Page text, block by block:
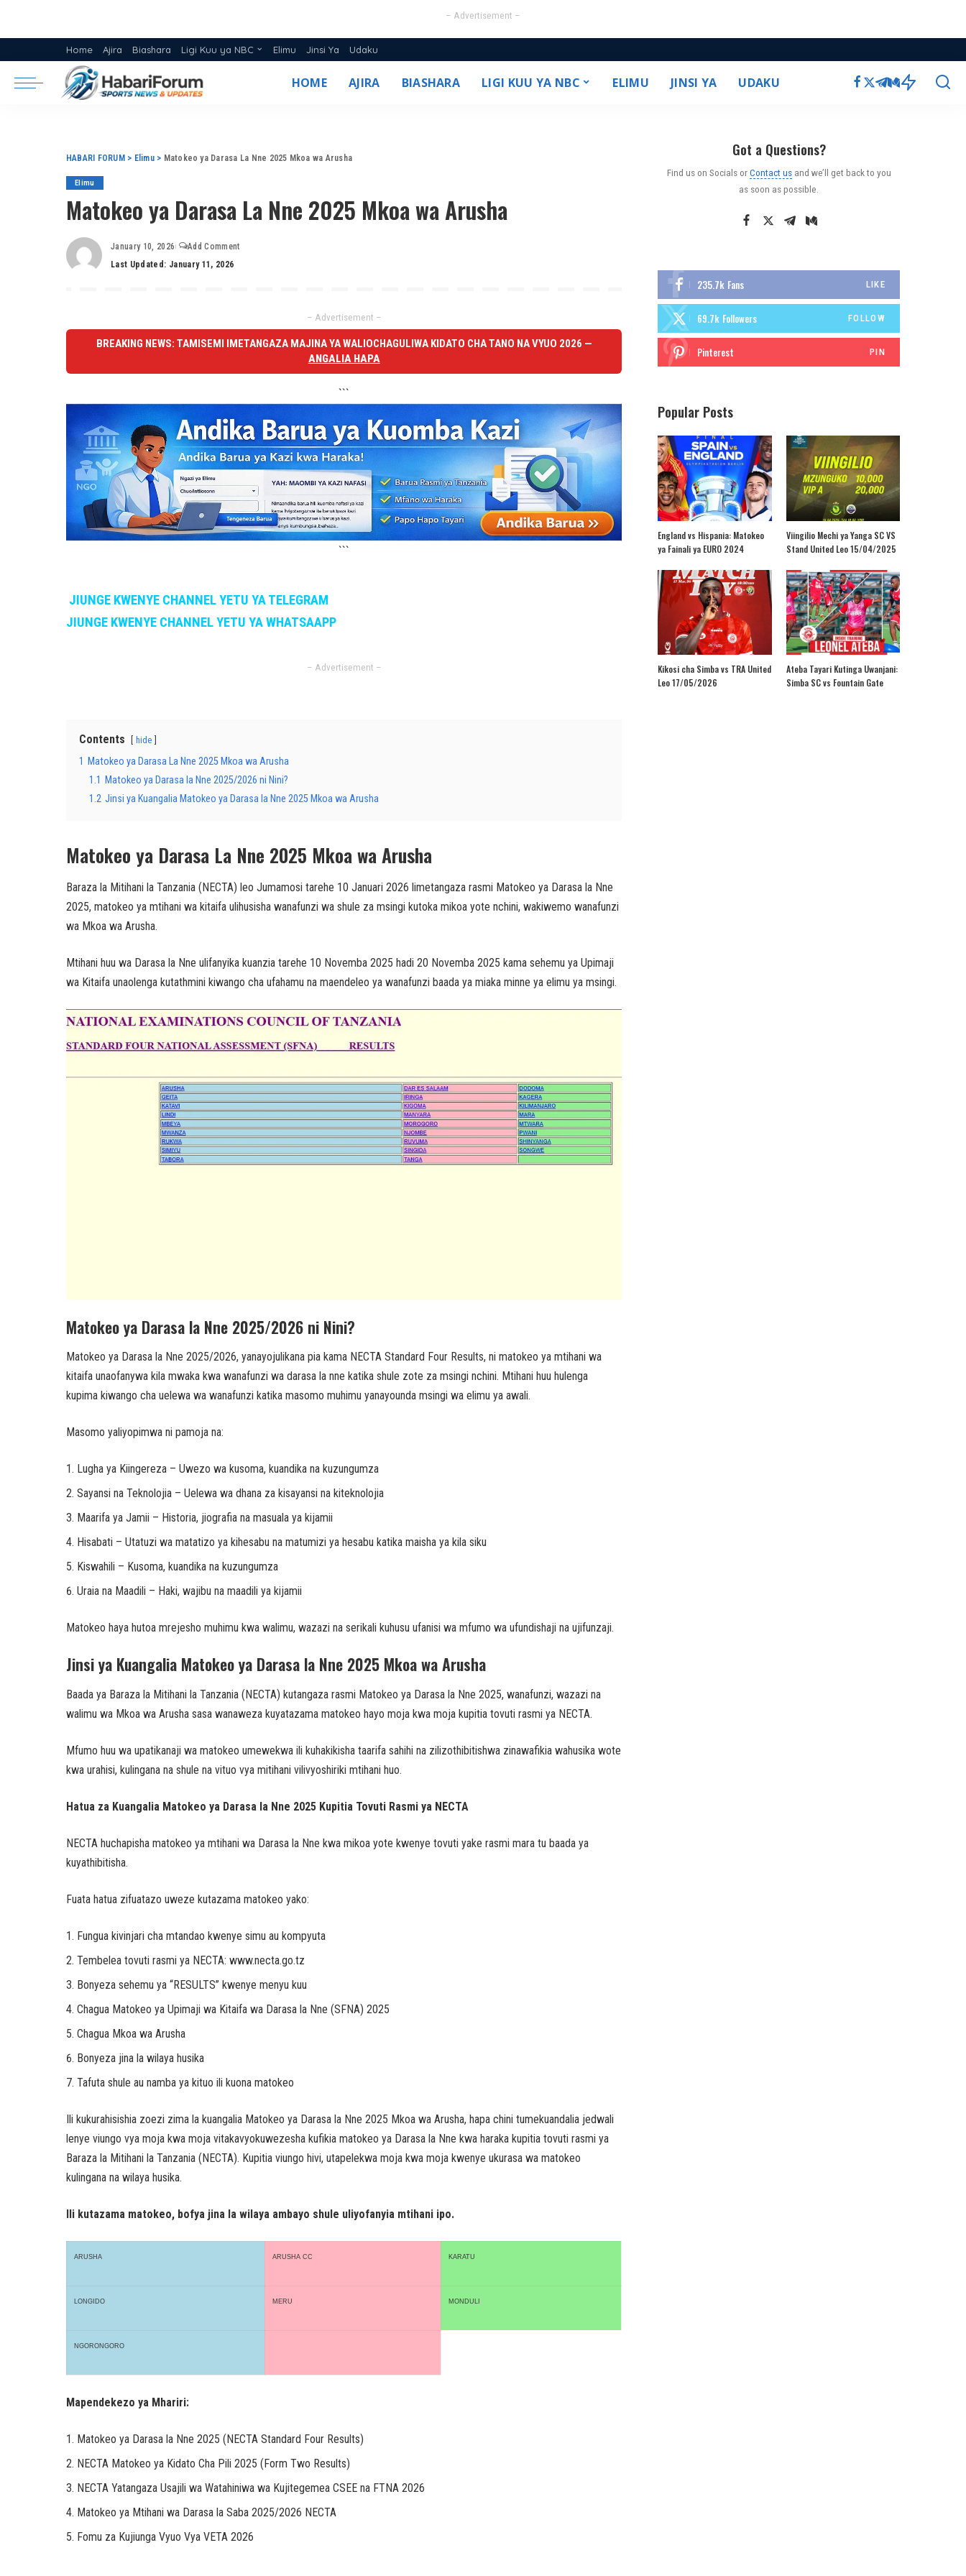
– Advertisement –
Home Ajira Biashara Ligi Kuu ya NBC
Msimamo Ligi Kuu ya NBC 2025/26
Elimu Jinsi Ya Udaku
HOME AJIRA BIASHARA LIGI KUU YA NBC ELIMU JINSI YA UDAKU
HABARI FORUM > Elimu> Matokeo ya Darasa La Nne 2025 Mkoa wa Arusha
Elimu
Matokeo ya Darasa La Nne 2025 Mkoa wa Arusha
January 10, 2026
Add Comment
Last Updated: January 11, 2026
– Advertisement –
BREAKING NEWS: TAMISEMI IMETANGAZA MAJINA YA WALIOCHAGULIWA KIDATO CHA TANO NA VYUO 2026 —
ANGALIA HAPA
```
```
JIUNGE KWENYE CHANNEL YETU YA TELEGRAM
JIUNGE KWENYE CHANNEL YETU YA WHATSAAPP
– Advertisement –
Contents hide
1 Matokeo ya Darasa La Nne 2025 Mkoa wa Arusha
1.1 Matokeo ya Darasa la Nne 2025/2026 ni Nini?
1.2 Jinsi ya Kuangalia Matokeo ya Darasa la Nne 2025 Mkoa wa Arusha
Matokeo ya Darasa La Nne 2025 Mkoa wa Arusha
Baraza la Mitihani la Tanzania (NECTA) leo Jumamosi tarehe 10 Januari 2026 limetangaza rasmi Matokeo ya Darasa la Nne
2025, matokeo ya mtihani wa kitaifa ulihusisha wanafunzi wa shule za msingi kutoka mikoa yote nchini, wakiwemo wanafunzi
wa Mkoa wa Arusha.
Mtihani huu wa Darasa la Nne ulifanyika kuanzia tarehe 10 Novemba 2025 hadi 20 Novemba 2025 kama sehemu ya Upimaji
wa Kitaifa unaolenga kutathmini kiwango cha ufahamu na maendeleo ya wanafunzi baada ya miaka minne ya elimu ya msingi.
Matokeo ya Darasa la Nne 2025/2026 ni Nini?
Matokeo ya Darasa la Nne 2025/2026, yanayojulikana pia kama NECTA Standard Four Results, ni matokeo ya mtihani wa
kitaifa unaofanywa kila mwaka kwa wanafunzi wa darasa la nne katika shule zote za msingi nchini. Mtihani huu hulenga
kupima kiwango cha uelewa wa wanafunzi katika masomo muhimu yanayounda msingi wa elimu ya awali.
Masomo yaliyopimwa ni pamoja na:
Lugha ya Kiingereza – Uwezo wa kusoma, kuandika na kuzungumza
Sayansi na Teknolojia – Uelewa wa dhana za kisayansi na kiteknolojia
Maarifa ya Jamii – Historia, jiografia na masuala ya kijamii
Hisabati – Utatuzi wa matatizo ya kihesabu na matumizi ya hesabu katika maisha ya kila siku
Kiswahili – Kusoma, kuandika na kuzungumza
Uraia na Maadili – Haki, wajibu na maadili ya kijamii
Matokeo haya hutoa mrejesho muhimu kwa walimu, wazazi na serikali kuhusu ufanisi wa mfumo wa ufundishaji na ujifunzaji.
Jinsi ya Kuangalia Matokeo ya Darasa la Nne 2025 Mkoa wa Arusha
Baada ya Baraza la Mitihani la Tanzania (NECTA) kutangaza rasmi Matokeo ya Darasa la Nne 2025, wanafunzi, wazazi na
walimu wa Mkoa wa Arusha sasa wanaweza kuyatazama matokeo hayo moja kwa moja kupitia tovuti rasmi ya NECTA.
Mfumo huu wa upatikanaji wa matokeo umewekwa ili kuhakikisha taarifa sahihi na zilizothibitishwa zinawafikia wahusika wote
kwa urahisi, kulingana na shule na vituo vya mitihani vilivyoshiriki mtihani huo.
Hatua za Kuangalia Matokeo ya Darasa la Nne 2025 Kupitia Tovuti Rasmi ya NECTA
NECTA huchapisha matokeo ya mtihani wa Darasa la Nne kwa mikoa yote kwenye tovuti yake rasmi mara tu baada ya
kuyathibitisha.
Fuata hatua zifuatazo uweze kutazama matokeo yako:
Fungua kivinjari cha mtandao kwenye simu au kompyuta
Tembelea tovuti rasmi ya NECTA: www.necta.go.tz
Bonyeza sehemu ya “RESULTS” kwenye menyu kuu
Chagua Matokeo ya Upimaji wa Kitaifa wa Darasa la Nne (SFNA) 2025
Chagua Mkoa wa Arusha
Bonyeza jina la wilaya husika
Tafuta shule au namba ya kituo ili kuona matokeo
Ili kukurahisishia zoezi zima la kuangalia Matokeo ya Darasa la Nne 2025 Mkoa wa Arusha, hapa chini tumekuandalia jedwali
lenye viungo vya moja kwa moja vitakavyokuwezesha kufikia matokeo ya Darasa la Nne kwa haraka kupitia tovuti rasmi ya
Baraza la Mitihani la Tanzania (NECTA). Kupitia viungo hivi, utapelekwa moja kwa moja kwenye ukurasa wa matokeo
kulingana na wilaya husika.
Ili kutazama matokeo, bofya jina la wilaya ambayo shule uliyofanyia mtihani ipo.
ARUSHA ARUSHA CC KARATU
LONGIDO MERU MONDULI
NGORONGORO
Mapendekezo ya Mhariri:
Matokeo ya Darasa la Nne 2025 (NECTA Standard Four Results)
NECTA Matokeo ya Kidato Cha Pili 2025 (Form Two Results)
NECTA Yatangaza Usajili wa Watahiniwa wa Kujitegemea CSEE na FTNA 2026
Matokeo ya Mtihani wa Darasa la Saba 2025/2026 NECTA
Fomu za Kujiunga Vyuo Vya VETA 2026
Got a Questions?
Find us on Socials orContact usand we’ll get back to you
as soon as possible.
235.7k Fans LIKE
69.7k Followers FOLLOW
Pinterest PIN
Popular Posts
England vs Hispania: Matokeo
ya Fainali ya EURO 2024
Viingilio Mechi ya Yanga SC VS
Stand United Leo 15/04/2025
Kikosi cha Simba vs TRA United
Leo 17/05/2026
Ateba Tayari Kutinga Uwanjani:
Simba SC vs Fountain Gate